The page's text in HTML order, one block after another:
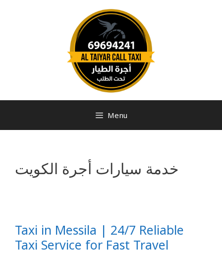
Menu
خدمة سيارات أجرة الكويت
Taxi in Messila | 24/7 Reliable
Taxi Service for Fast Travel